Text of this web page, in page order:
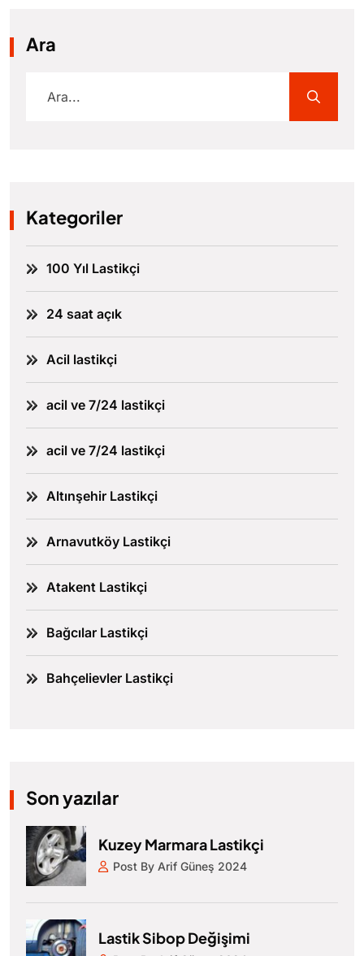
Ara
Kategoriler
100 Yıl Lastikçi
24 saat açık
Acil lastikçi
acil ve 7/24 lastikçi
acil ve 7/24 lastikçi
Altınşehir Lastikçi
Arnavutköy Lastikçi
Atakent Lastikçi
Bağcılar Lastikçi
Bahçelievler Lastikçi
Son yazılar
Kuzey Marmara Lastikçi
Post By Arif Güneş 2024
Lastik Sibop Değişimi